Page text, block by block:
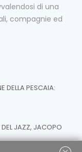
di una
compagnie ed
DELLA PESCAIA:
DEL JAZZ, JACOPO